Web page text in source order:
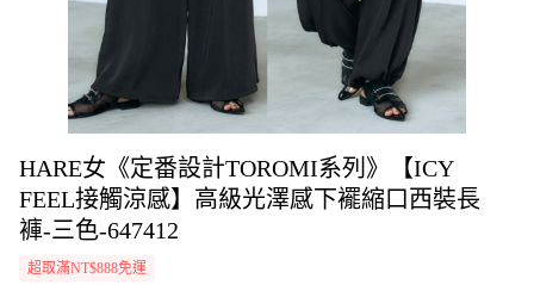
HARE女《定番設計TOROMI系列》【ICY
FEEL接觸涼感】高級光澤感下襬縮口西裝長
褲-三色-647412
超取滿NT$888免運